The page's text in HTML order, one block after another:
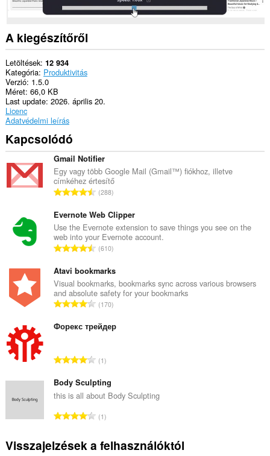
A kiegészítőről
Letöltések 12 934
Kategória Produktivitás
Verzió 1.5.0
Méret 66,0 KB
Last update 2026. április 20.
Licenc
Adatvédelmi leírás
Kapcsolódó
Gmail Notifier
Egy vagy több Google Mail (Gmail™) fiókhoz, illetve
címkéhez értesítő
Ö
s
z
e
s
r
t
é
k
e
s
z
á
a
288
Evernote Web Clipper
Use the Evernote extension to save things you see on the
web into your Evernote account.
Ö
s
z
e
s
r
é
k
e
l
s
z
á
610
Atavi bookmarks
Visual bookmarks, bookmarks sync across various browsers
and absolute safety for your bookmarks
Ö
s
s
r
t
é
k
l
170
Форекс трейдер
Ö
s
z
s
r
1
Body Sculpting
this is all about Body Sculpting
Ö
z
1
Visszajelzések a felhasználóktól